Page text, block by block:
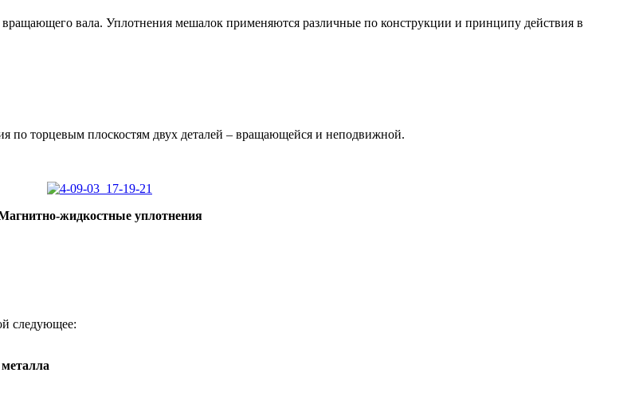
вала. Уплотнения мешалок применяются различные по конструкции и принципу действия в
по торцевым плоскостям двух деталей – вращающейся и неподвижной.
жидкостные уплотнения
следующее: